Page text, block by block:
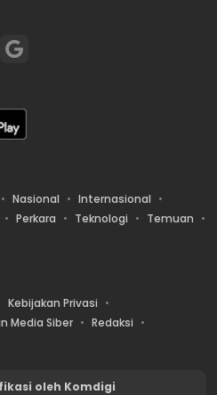
Nasional
Internasional
Perkara Teknologi
Temuan
Kebijakan Privasi
Media Siber
Redaksi
oleh Komdigi